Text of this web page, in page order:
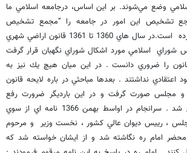
وضع مي‌شوند. بر اين اساس، درجامعه اسلامي ما
تشخيص اين امور در جامعه را “مجمع تشخيص
مصلحت نظام” معرفي كرده است.در سال هاي 1360 تا 1361 قانون اراضي شهري
اسلامي مورد اشكال شوراي نگهبان قرار گرفت
را ضروري دانست . در اين ميان هيچ يك نيز به
نداشتند . بعدها مباحثي در باره لايحه قانون
و مجلس صورت گرفت و در اين بارديگر ضرورت رفع
مشكلي اين چنين مطرح شد . سرانجام در اواسط بهمن 1366 نامه اي از سوي
، رييس ديوان عالي كشور ، نخست وزير و مرحوم
امام ره نگاشته شد و از ايشان خواسته شد كه